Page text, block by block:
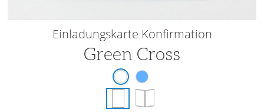
Einladungskarte Konfirmation
Green Cross